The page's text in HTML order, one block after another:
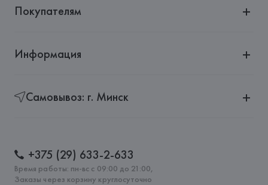
Покупателям
Информация
Самовывоз: г. Минск
+375 (29) 633-2-633
Время работы: пн-вс с 09:00 до 21:00,
Заказы через корзину круглосуточно